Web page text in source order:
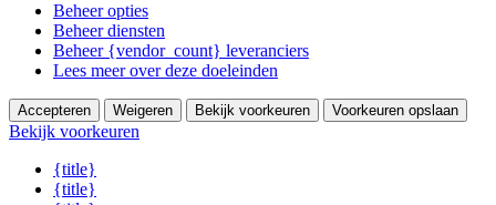
Beheer opties
Beheer diensten
Beheer {vendor_count} leveranciers
Lees meer over deze doeleinden
Accepteren Weigeren Bekijk voorkeuren Voorkeuren opslaan
Bekijk voorkeuren
{title}
{title}